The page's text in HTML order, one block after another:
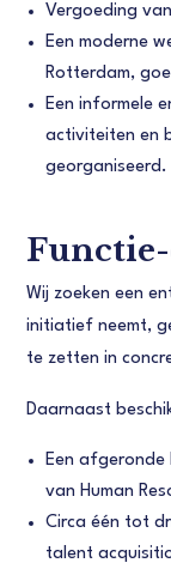
Vergoeding
Een moderne
Rotterdam,
Een informele
activiteiten en
georganiseerd.
Wij zoeken een
initiatief neemt,
te zetten in
Daarnaast
Een
van Human
Circa één tot
talent